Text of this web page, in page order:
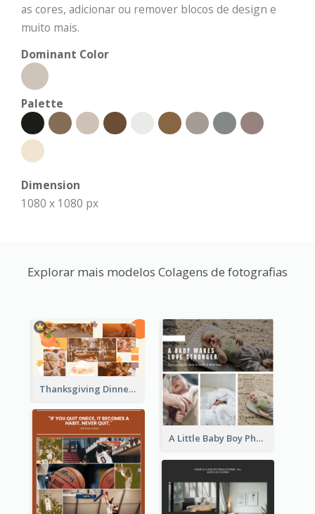
as cores, adicionar ou remover blocos de design e
muito mais.
Dominant Color
Palette
Dimension
1080 x 1080 px
Explorar mais modelos Colagens de fotografias
Thanksgiving Dinner Collage
A Little Baby Boy Photo Collage